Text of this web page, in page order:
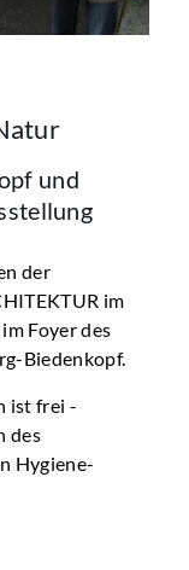
und
der
im
im Foyer des
Biedenkopf.
ist frei -
des
Hygiene-